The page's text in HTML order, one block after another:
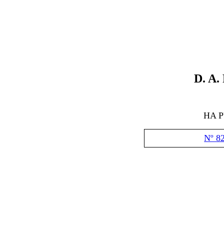
D. A.
HA
Nº